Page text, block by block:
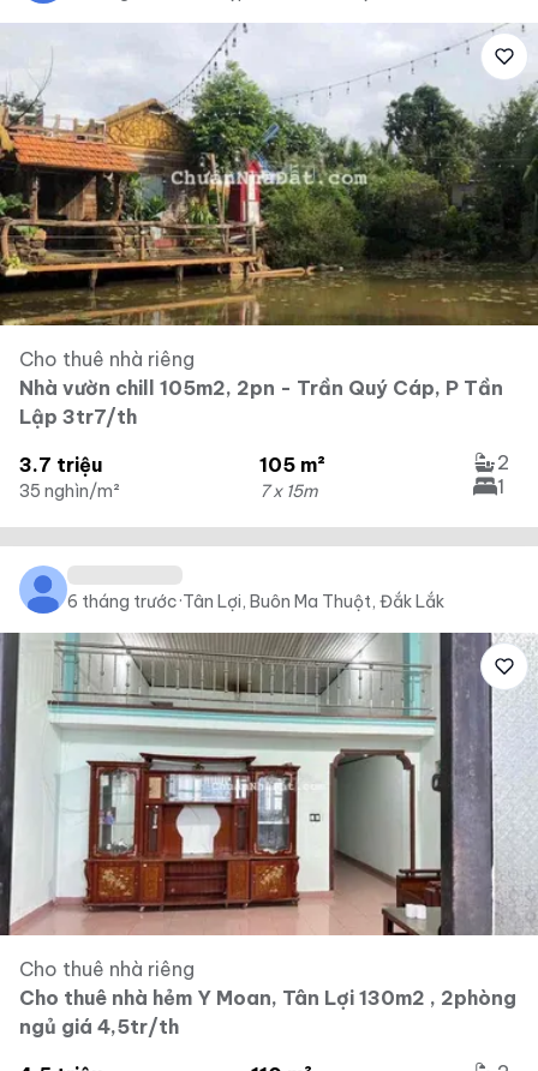
Cho thuê nhà riêng
Nhà vườn chill 105m2, 2pn - Trần Quý Cáp, P Tần
Lập 3tr7/th
3.7 triệu
35 nghìn/m²
105 m²
7 x 15m
2
1
6 tháng trước·Tân Lợi, Buôn Ma Thuột, Đắk Lắk
Cho thuê nhà riêng
Cho thuê nhà hẻm Y Moan, Tân Lợi 130m2 , 2phòng
ngủ giá 4,5tr/th